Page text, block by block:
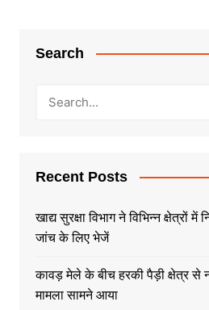
Search
Recent Posts
खाद्य सुरक्षा विभाग ने विभिन्न क्षेत्रों में
जांच के लिए भेजें
कावड़ मेले के बीच हरकी पैड़ी क्षेत्र से
मामला सामने आया